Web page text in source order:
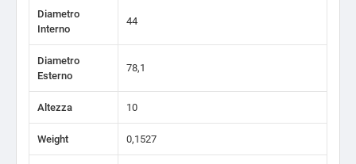
Diametro
Interno
44
Diametro
Esterno
78,1
Altezza 10
Weight 0,1527